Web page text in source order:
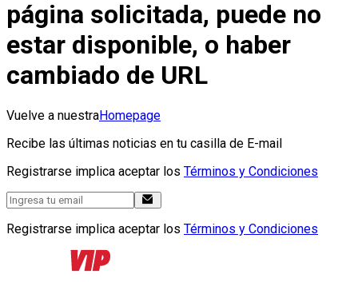
página solicitada, puede no
estar disponible, o haber
cambiado de URL
Vuelve a nuestraHomepage
Recibe las últimas noticias en tu casilla de E-mail
Registrarse implica aceptar los Términos y Condiciones
Registrarse implica aceptar los Términos y Condiciones